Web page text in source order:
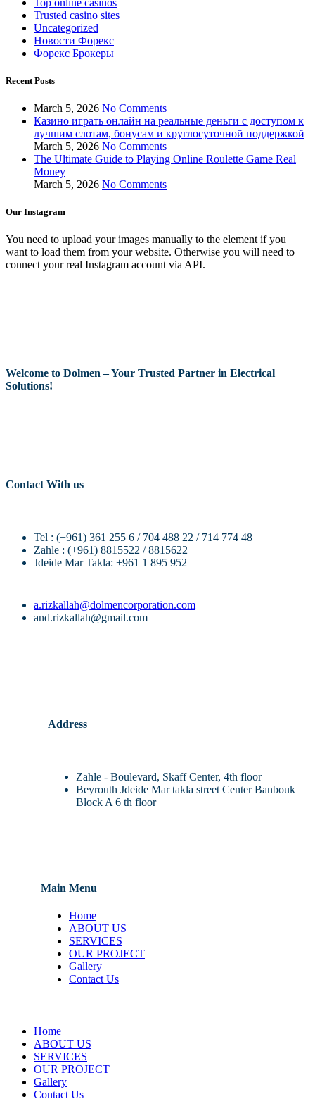
Trusted casino sites
Uncategorized
Новости Форекс
Форекс Брокеры
Recent Posts
March 5, 2026 No Comments
Казино играть онлайн на реальные деньги с доступом к
лучшим слотам, бонусам и круглосуточной поддержкой
March 5, 2026 No Comments
The Ultimate Guide to Playing Online Roulette Game Real
Money
March 5, 2026 No Comments
Our Instagram
You need to upload your images manually to the element if you
want to load them from your website. Otherwise you will need to
connect your real Instagram account via API.
Welcome to Dolmen – Your Trusted Partner in Electrical
Solutions!
Contact With us
Tel : (+961) 361 255 6 / 704 488 22 / 714 774 48
Zahle : (+961) 8815522 / 8815622
Jdeide Mar Takla: +961 1 895 952
a.rizkallah@dolmencorporation.com
and.rizkallah@gmail.com
Address
Zahle - Boulevard, Skaff Center, 4th floor
Beyrouth Jdeide Mar takla street Center Banbouk
Block A 6 th floor
Main Menu
Home
ABOUT US
SERVICES
OUR PROJECT
Gallery
Contact Us
Home
ABOUT US
SERVICES
OUR PROJECT
Gallery
Contact Us